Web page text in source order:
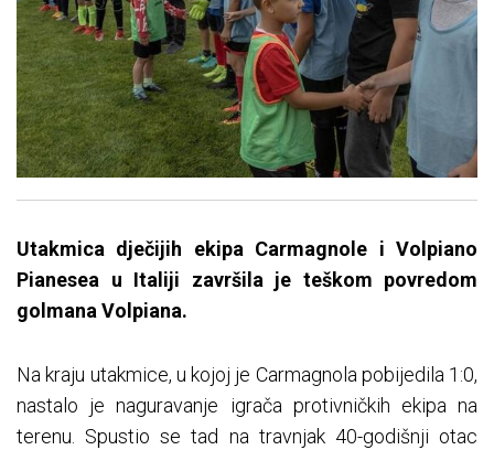
Utakmica dječijih ekipa Carmagnole i Volpiano
Pianesea u Italiji završila je teškom povredom
golmana Volpiana.
Na kraju utakmice, u kojoj je Carmagnola pobijedila 1:0,
nastalo je naguravanje igrača protivničkih ekipa na
terenu. Spustio se tad na travnjak 40-godišnji otac